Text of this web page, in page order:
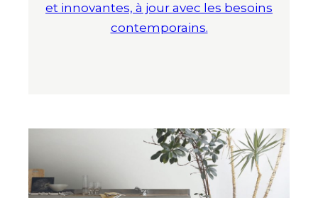
et innovantes, à jour avec les besoins
contemporains.